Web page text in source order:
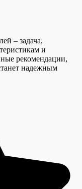
– задача,
и
рекомендации,
надежным